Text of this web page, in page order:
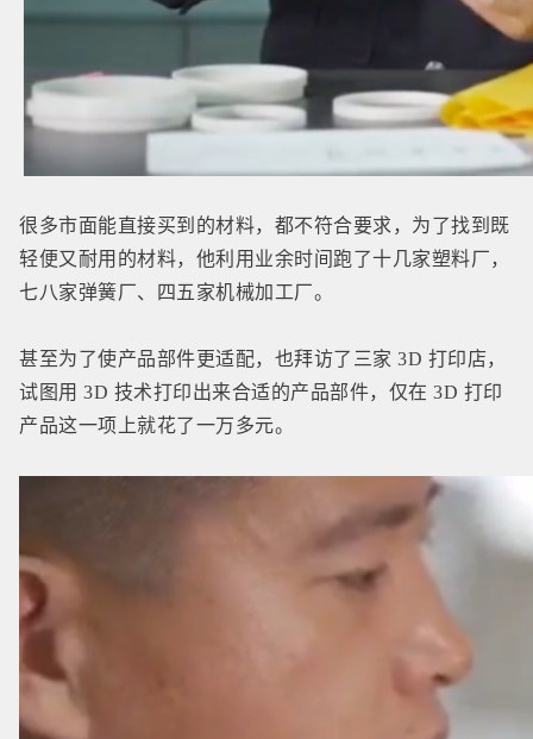
很多市面能直接买到的材料，都不符合要求，为了找到既
轻便又耐用的材料，他利用业余时间跑了十几家塑料厂，
七八家弹簧厂、四五家机械加工厂。
甚至为了使产品部件更适配，也拜访了三家 3D 打印店，
试图用 3D 技术打印出来合适的产品部件，仅在 3D 打印
产品这一项上就花了一万多元。